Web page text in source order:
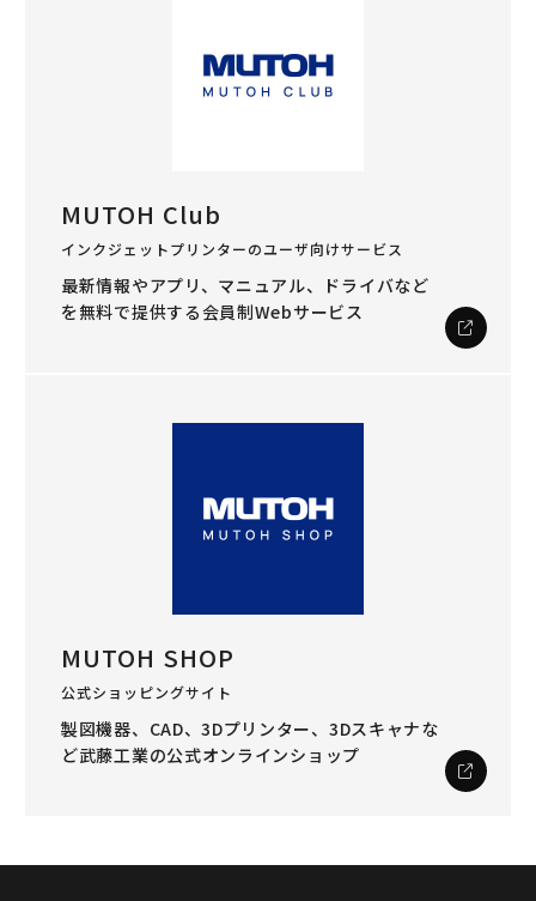
MUTOH Club
インクジェットプリンターのユーザ向けサービス
最新情報やアプリ、マニュアル、ドライバなど
を無料で提供する会員制Webサービス
MUTOH SHOP
公式ショッピングサイト
製図機器、CAD、3Dプリンター、3Dスキャナな
ど武藤工業の公式オンラインショップ